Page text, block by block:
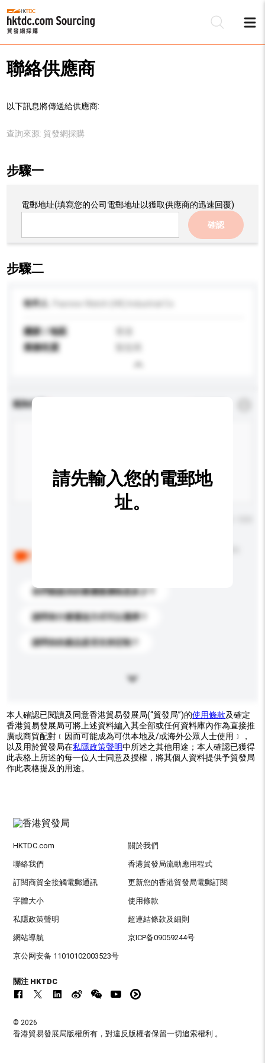
聯絡供應商
以下訊息將傳送給供應商:
查詢來源: 貿發網採購
步驟一
電郵地址(填寫您的公司電郵地址以獲取供應商的迅速回覆)
確認
步驟二
收件人
國家 / 地區
業務性質
查詢內容
你們能提供的最優惠價格是多少？
請問有什麼運送方式可以選擇？
請問你的產品是否支持定制？
請先輸入您的電郵地
址。
本人確認已閱讀及同意香港貿易發展局(“貿發局”)的使用條款及確定
香港貿易發展局可將上述資料編入其全部或任何資料庫內作為直接推
廣或商貿配對﹝因而可能成為可供本地及/或海外公眾人士使用﹞，
以及用於貿發局在私隱政策聲明中所述之其他用途；本人確認已獲得
此表格上所述的每一位人士同意及授權，將其個人資料提供予貿發局
作此表格提及的用途。
HKTDC.com 關於我們
聯絡我們 香港貿發局流動應用程式
訂閱商貿全接觸電郵通訊 更新您的香港貿發局電郵訂閱
字體大小 使用條款
私隱政策聲明 超連結條款及細則
網站導航 京ICP备09059244号
京公网安备 11010102003523号
關注 HKTDC
© 2026
香港貿易發展局版權所有，對違反版權者保留一切追索權利 。